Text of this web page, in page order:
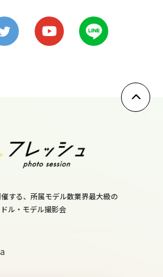
する、所属モデル数業界最大級の
ル・モデル撮影会